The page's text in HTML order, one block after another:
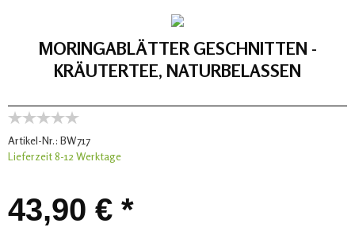
MORINGABLÄTTER GESCHNITTEN -
KRÄUTERTEE, NATURBELASSEN
Artikel-Nr.: BW717
Lieferzeit 8-12 Werktage
43,90 € *